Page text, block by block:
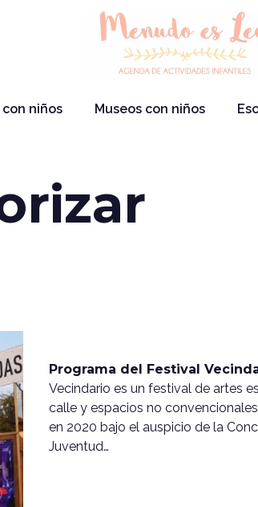
niños Museos con niños
Programa del Festival
Vecindario es un festival de artes
calle y espacios no
en 2020 bajo el auspicio de la
Juventud…